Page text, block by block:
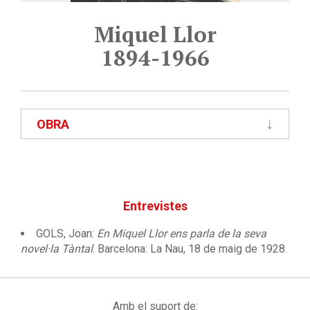
Miquel Llor
1894-1966
OBRA
Entrevistes
GOLS, Joan: En Miquel Llor ens parla de la seva
novel·la Tàntal. Barcelona: La Nau, 18 de maig de 1928.
Amb el suport de: